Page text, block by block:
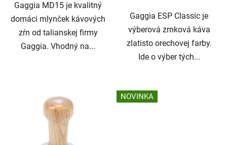
Gaggia MD15 je kvalitný
domáci mlynček kávových
zŕn od talianskej firmy
Gaggia. Vhodný na...
Gaggia ESP Classic je
výberová zrnková káva
zlatisto orechovej farby.
Ide o výber tých...
NOVINKA